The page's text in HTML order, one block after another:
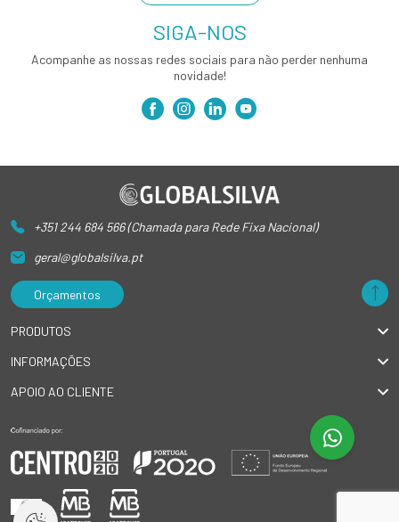
SIGA-NOS
Acompanhe as nossas redes sociais para não perder nenhuma
novidade!
+351 244 684 566 (Chamada para Rede Fixa Nacional)
geral@globalsilva.pt
Orçamentos
PRODUTOS
INFORMAÇÕES
APOIO AO CLIENTE